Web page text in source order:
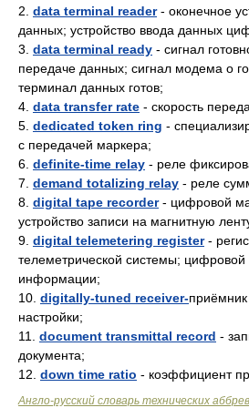
2. data terminal reader- оконечное
данных; устройство ввода данных
3. data terminal ready - сигнал
передаче данных; сигнал модема о
терминал данных готов;
4. data transfer rate - скорость
5. dedicated token ring -
с передачей маркера;
6. definite-time relay - реле
7. demand totalizing relay - реле
8. digital tape recorder- цифровой
устройство записи на магнитную
9. digital telemetering register-
телеметрической системы; цифровой
информации;
10. digitally-tuned receiver-
настройки;
11. document transmittal record -
документа;
12. down time ratio - коэффициент
Англо-русский словарь технических